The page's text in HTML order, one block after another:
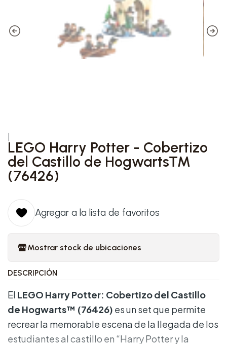
LEGO Harry Potter - Cobertizo
del Castillo de Hogwarts™
(76426)
Agregar a la lista de favoritos
Mostrar stock de ubicaciones
DESCRIPCIÓN
El LEGO Harry Potter: Cobertizo del Castillo
de Hogwarts™ (76426) es un set que permite
recrear la memorable escena de la llegada de los
estudiantes al castillo en “Harry Potter y la